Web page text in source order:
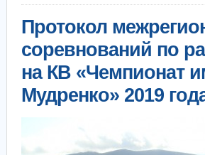
Протокол
соревнований по
на КВ «Чемпионат
Мудренко» 2019